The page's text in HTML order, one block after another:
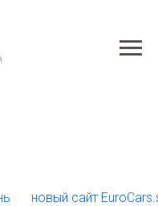
новый сайт EuroCars.su •